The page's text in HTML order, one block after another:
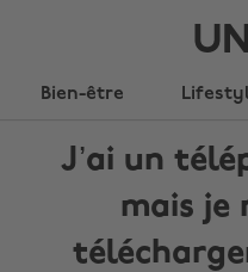
Bien-être
J’ai un
mais je